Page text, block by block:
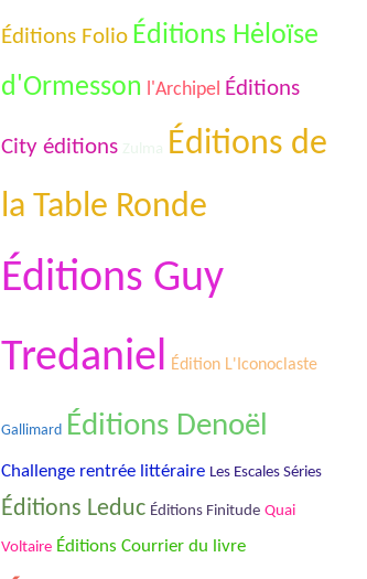
Éditions Folio Éditions Hėloïse
d'Ormesson
l'Archipel Éditions
City éditions
Éditions de
la Table Ronde
Éditions Guy
Tredaniel Édition L'Iconoclaste
Gallimard Éditions Denoël
Challenge rentrée littéraire Les Escales Séries
Éditions Leduc Éditions Finitude Quai
Voltaire Éditions Courrier du livre